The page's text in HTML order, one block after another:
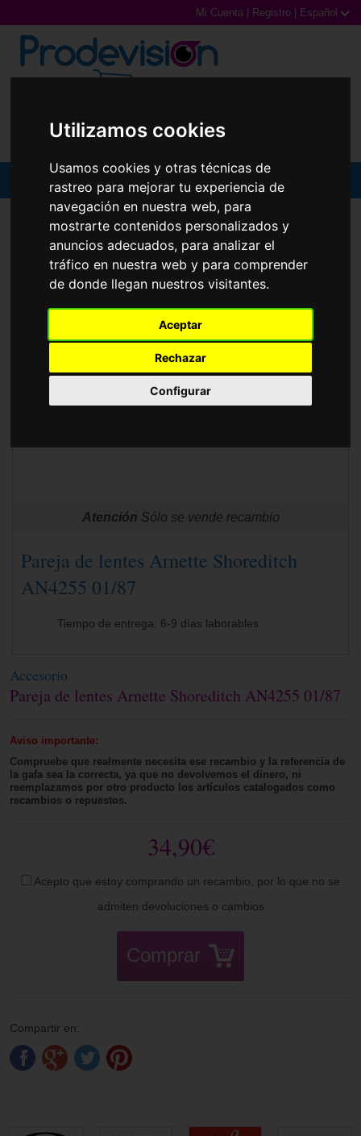
Utilizamos cookies
Usamos cookies y otras técnicas de
rastreo para mejorar tu experiencia de
navegación en nuestra web, para
mostrarte contenidos personalizados y
anuncios adecuados, para analizar el
tráfico en nuestra web y para comprender
de donde llegan nuestros visitantes.
Aceptar
Rechazar
Configurar
Mi Cuenta Registro Español
Gafas de Sol
Gafas Graduadas
Gafas Deportivas
Lentillas
Accesorios
Atención Sólo se vende recambio
Pareja de lentes Arnette Shoreditch
AN4255 01/87
Tiempo de entrega: 6-9 días laborables
Accesorio
Pareja de lentes Arnette Shoreditch AN4255 01/87
Aviso importante:
Compruebe que realmente necesita ese recambio y la referencia de
la gafa sea la correcta, ya que no devolvemos el dinero, ni
reemplazamos por otro producto los artículos catalogados como
recambios o repuestos.
34,90€
Acepto que estoy comprando un recambio, por lo que no se
admiten devoluciones o cambios
Comprar
Compartir en: